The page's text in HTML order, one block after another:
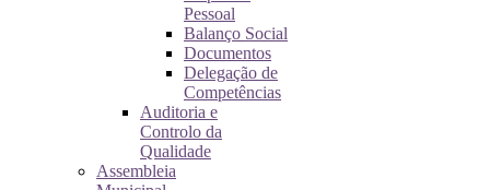
Pessoal
Balanço Social
Documentos
Delegação de
Competências
Auditoria e
Controlo da
Qualidade
Assembleia